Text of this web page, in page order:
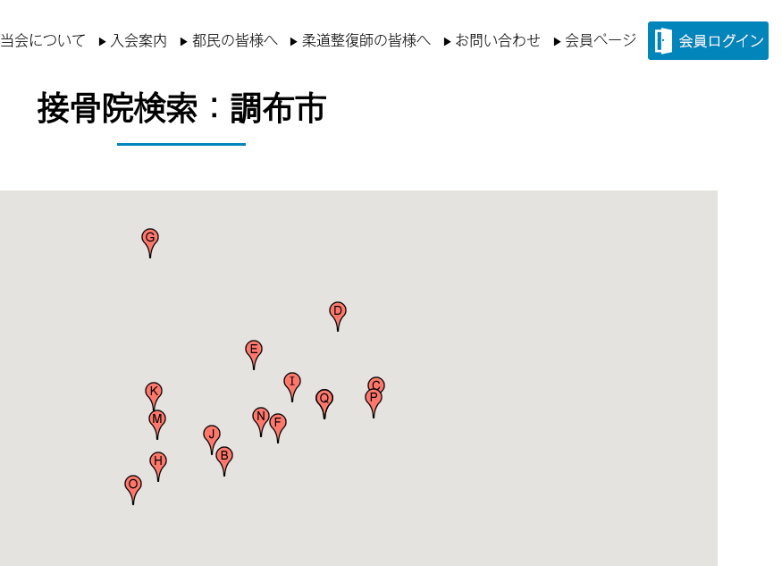
当会について 入会案内 都民の皆様へ 柔道整復師の皆様へ お問い合わせ 会員ページ
接骨院検索：調布市